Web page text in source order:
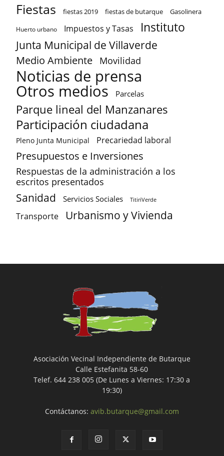
Fiestas fiestas 2019 fiestas de butarque Gasolinera
Huerto urbano Impuestos y Tasas Instituto
Junta Municipal de Villaverde
Medio Ambiente Movilidad
Noticias de prensa
Otros medios Parcelas
Parque lineal del Manzanares
Participación ciudadana
Pleno Junta Municipal Precariedad laboral
Presupuestos e Inversiones
Respuestas de la administración a los
escritos presentados
Sanidad Servicios Sociales TitiriVerde
Transporte Urbanismo y Vivienda
Asociación Vecinal Independiente de Butarque
Calle Estefanita 58-60
Telef. 644 238 005 (De Lunes a Viernes: 17:30 a
19:30)
Contáctanos: avib.butarque@gmail.com